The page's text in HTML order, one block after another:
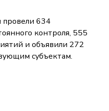
провели 634
контроля, 555
и объявили 272
субъектам.